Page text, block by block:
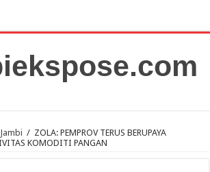
/ ZOLA: PEMPROV TERUS BERUPAYA
KOMODITI PANGAN